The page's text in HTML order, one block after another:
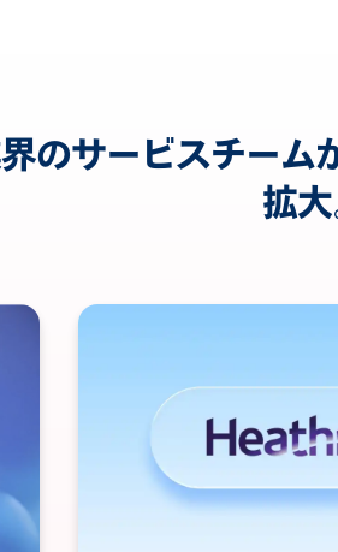
のサービスチー
拡大